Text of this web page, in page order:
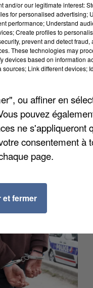
son
déroulée le 22
sa
bandes de
dont
qui
détention
and/or our legitimate interest:
for personalised advertising;
performance; Understand
Create profiles to
prevent and detect fraud,
These technologies may
devices based on information
Link different devices;
ou affiner en
pouvez
ne s'appliqueront
consentement à
page.
fermer